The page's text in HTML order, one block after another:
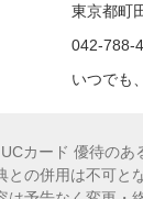
東京都町
042-788-
いつでも
UCカード 優待のあ
との併用は不可と